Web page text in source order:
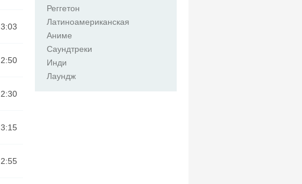
3:03
2:50
2:30
3:15
2:55
Реггетон
Латиноамериканская
Аниме
Саундтреки
Инди
Лаундж